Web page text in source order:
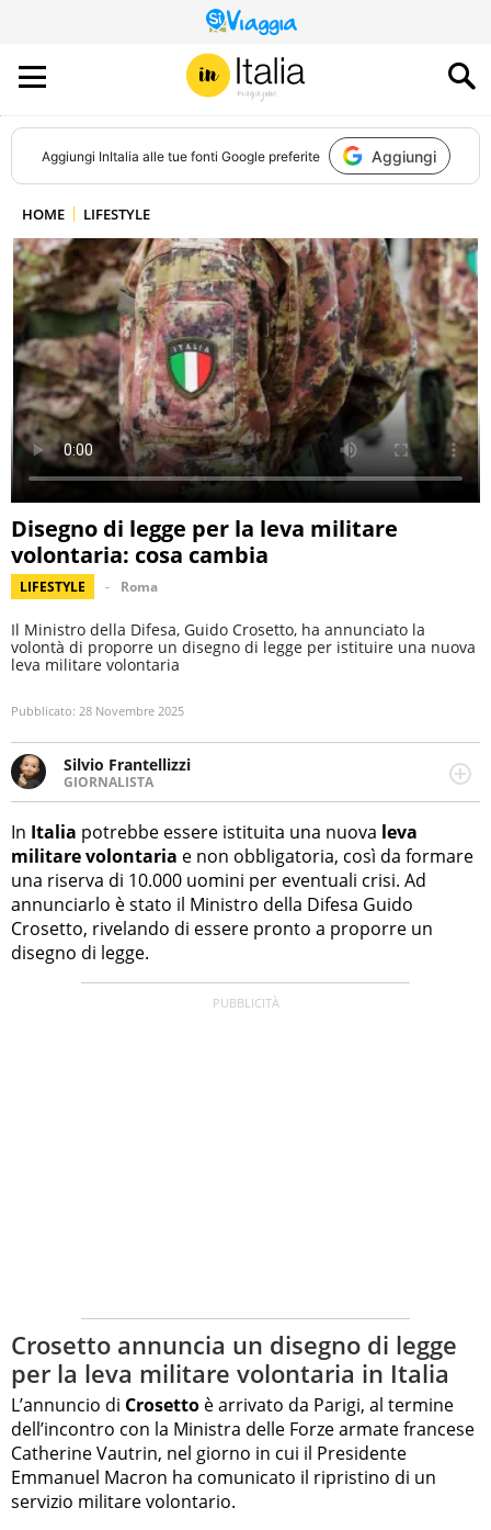
QUESTO
SITO
CONTRIBUISCE
ALL’AUDIENCE
DI
Aggiungi InItalia alle tue fonti Google preferite Aggiungi
HOME LIFESTYLE
Disegno di legge per la leva militare
volontaria: cosa cambia
LIFESTYLE Roma
Il Ministro della Difesa, Guido Crosetto, ha annunciato la
volontà di proporre un disegno di legge per istituire una nuova
leva militare volontaria
Pubblicato: 28 Novembre 2025
Silvio Frantellizzi
GIORNALISTA
Giornalista pubblicista. Da oltre dieci anni si occupa di
informazione sul web, scrivendo di sport, attualità,
cronaca, motori, spettacolo e videogame.
In Italia potrebbe essere istituita una nuova leva
militare volontaria e non obbligatoria, così da formare
una riserva di 10.000 uomini per eventuali crisi. Ad
annunciarlo è stato il Ministro della Difesa Guido
Crosetto, rivelando di essere pronto a proporre un
disegno di legge.
Crosetto annuncia un disegno di legge
per la leva militare volontaria in Italia
L’annuncio di Crosetto è arrivato da Parigi, al termine
dell’incontro con la Ministra delle Forze armate francese
Catherine Vautrin, nel giorno in cui il Presidente
Emmanuel Macron ha comunicato il ripristino di un
servizio militare volontario.